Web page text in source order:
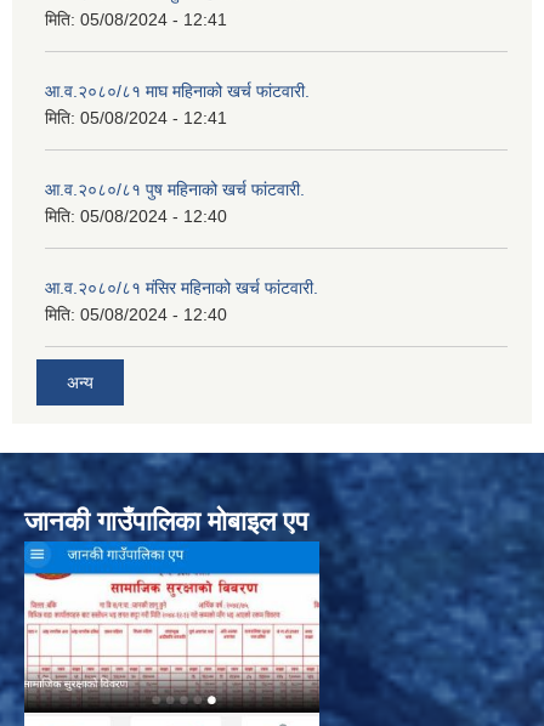
मिति: 05/08/2024 - 12:41
आ.व.२०८०/८१ माघ महिनाको खर्च फांटवारी.
मिति: 05/08/2024 - 12:41
आ.व.२०८०/८१ पुष महिनाको खर्च फांटवारी.
मिति: 05/08/2024 - 12:40
आ.व.२०८०/८१ मंसिर महिनाको खर्च फांटवारी.
मिति: 05/08/2024 - 12:40
अन्य
जानकी गाउँपालिका मोबाइल एप